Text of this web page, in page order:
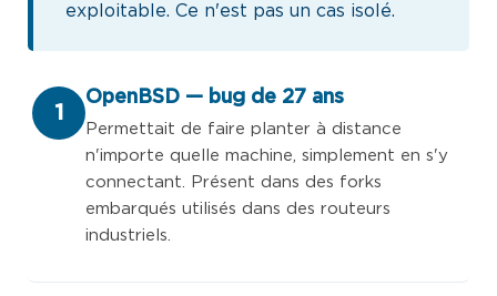
exploitable. Ce n'est pas un cas isolé.
1
OpenBSD — bug de 27 ans
Permettait de faire planter à distance
n'importe quelle machine, simplement en s'y
connectant. Présent dans des forks
embarqués utilisés dans des routeurs
industriels.